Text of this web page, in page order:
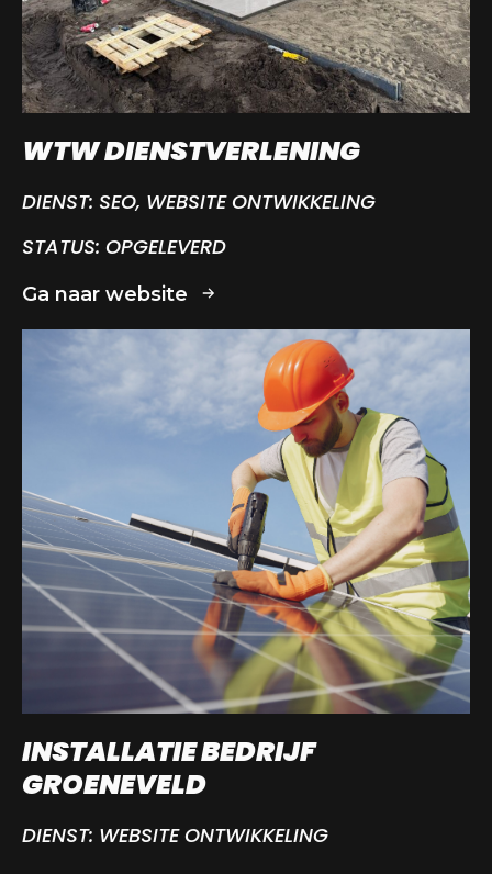
WTW DIENSTVERLENING
DIENST: SEO, WEBSITE ONTWIKKELING
STATUS: OPGELEVERD
Ga naar website
INSTALLATIE BEDRIJF
GROENEVELD
DIENST: WEBSITE ONTWIKKELING